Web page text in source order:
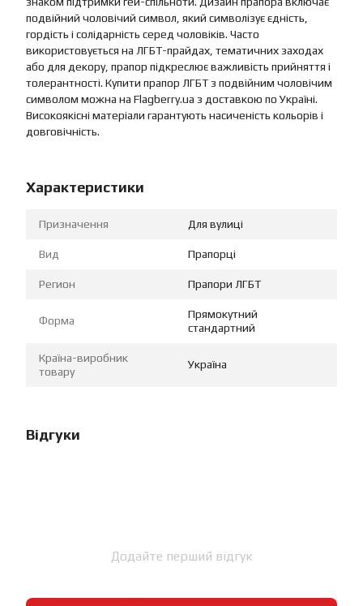
подвійний чоловічий символ, який символізує єдність,
гордість і солідарність серед чоловіків. Часто
використовується на ЛГБТ-прайдах, тематичних заходах
або для декору, прапор підкреслює важливість прийняття і
толерантності. Купити прапор ЛГБТ з подвійним чоловічим
символом можна на Flagberry.ua з доставкою по Україні.
Високоякісні матеріали гарантують насиченість кольорів і
довговічність.
Характеристики
Призначення Для вулиці
Вид Прапорці
Регион Прапори ЛГБТ
Форма
Прямокутний
стандартний
Країна-виробник
товару
Україна
Відгуки
Додайте перший відгук